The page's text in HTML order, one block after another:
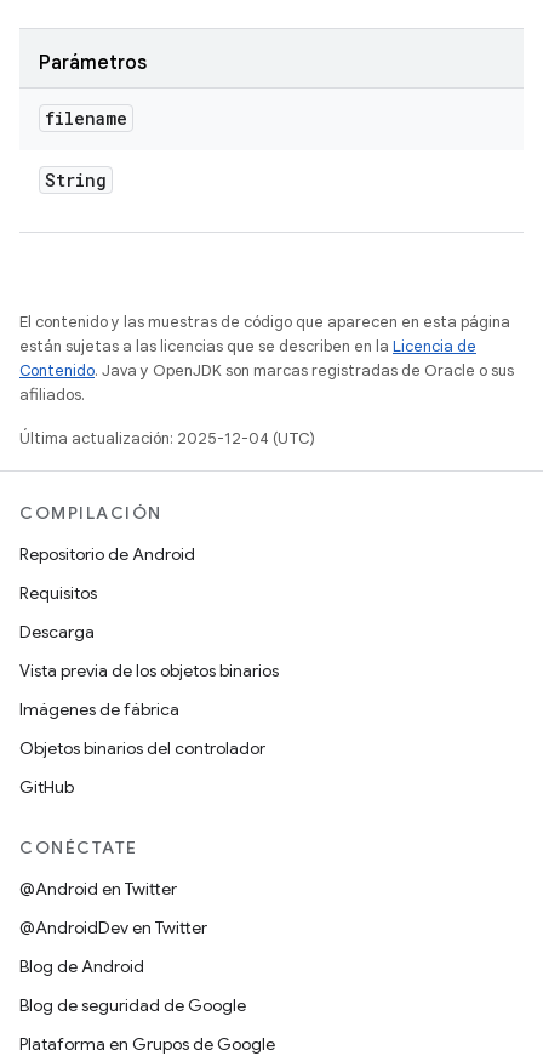
Parámetros
filename
String
El contenido y las muestras de código que aparecen en esta página
están sujetas a las licencias que se describen en la Licencia de
Contenido. Java y OpenJDK son marcas registradas de Oracle o sus
afiliados.
Última actualización: 2025-12-04 (UTC)
COMPILACIÓN
Repositorio de Android
Requisitos
Descarga
Vista previa de los objetos binarios
Imágenes de fábrica
Objetos binarios del controlador
GitHub
CONÉCTATE
@Android en Twitter
@AndroidDev en Twitter
Blog de Android
Blog de seguridad de Google
Plataforma en Grupos de Google